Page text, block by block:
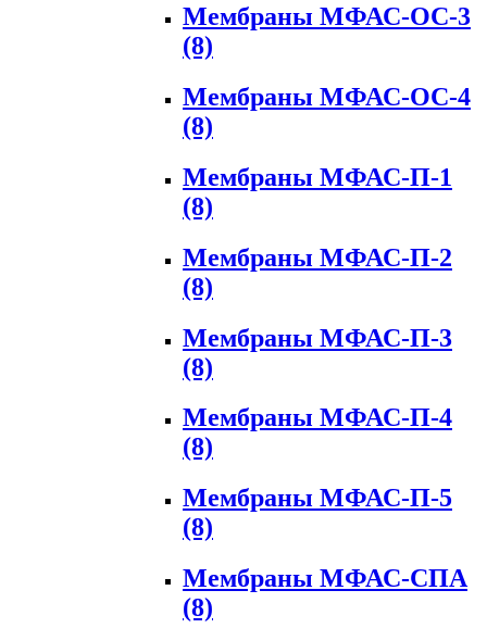
Мембраны МФАС-ОС-3
(8)
Мембраны МФАС-ОС-4
(8)
Мембраны МФАС-П-1
(8)
Мембраны МФАС-П-2
(8)
Мембраны МФАС-П-3
(8)
Мембраны МФАС-П-4
(8)
Мембраны МФАС-П-5
(8)
Мембраны МФАС-СПА
(8)